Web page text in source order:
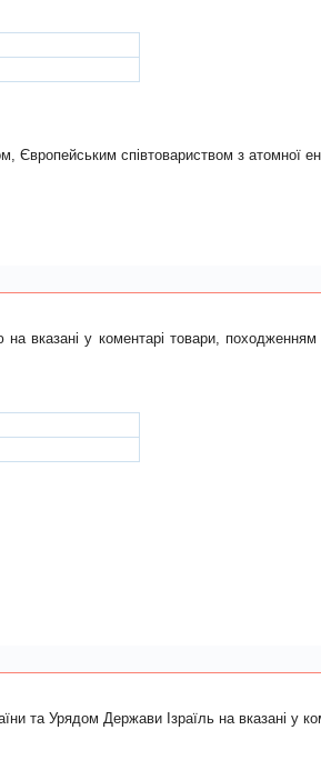
спiвтовариством з атомної
вказані у коментарі товари, походженням
та Урядом Держави Ізраїль на вказані у